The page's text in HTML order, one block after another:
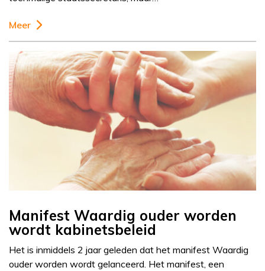
Meer
Manifest Waardig ouder worden
wordt kabinetsbeleid
Het is inmiddels 2 jaar geleden dat het manifest Waardig
ouder worden wordt gelanceerd. Het manifest, een